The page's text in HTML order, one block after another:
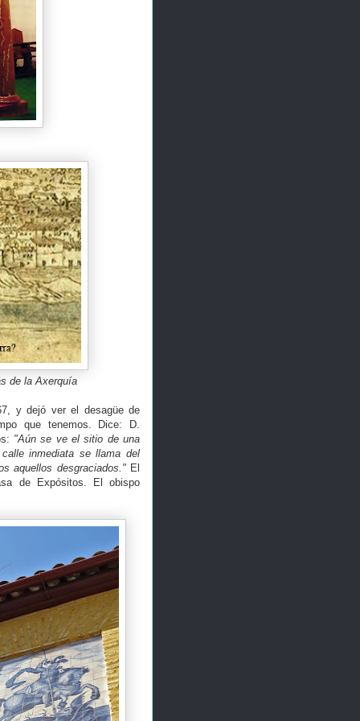
de la Axerquía
y dejó ver el desagüe de
que tenemos. Dice: D.
"Aún se ve el sitio de una
inmediata se llama del
aquellos desgraciados."El
de Expósitos. El obispo